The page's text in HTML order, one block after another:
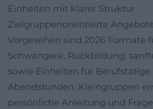
Einheiten mit klarer Struktur
Zielgruppenorientierte
Vorgesehen sind 2026 Formate
Schwangere, Rückbildung,
sowie Einheiten für Berufstätige
Abendstunden. Kleingruppen
persönliche Anleitung und